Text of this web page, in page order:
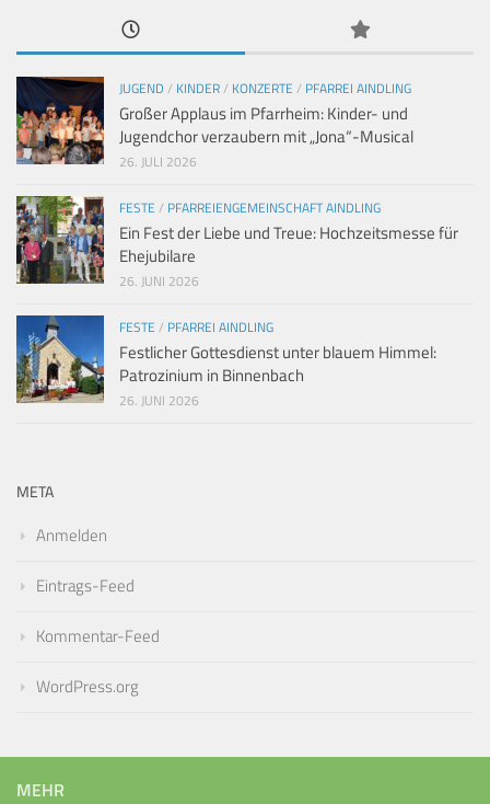
JUGEND / KINDER/ KONZERTE / PFARREI AINDLING
Großer Applaus im Pfarrheim: Kinder- und
Jugendchor verzaubern mit „Jona“-Musical
26. JULI 2026
FESTE / PFARREIENGEMEINSCHAFT AINDLING
Ein Fest der Liebe und Treue: Hochzeitsmesse für
Ehejubilare
26. JUNI 2026
FESTE / PFARREI AINDLING
Festlicher Gottesdienst unter blauem Himmel:
Patrozinium in Binnenbach
26. JUNI 2026
META
Anmelden
Eintrags-Feed
Kommentar-Feed
WordPress.org
MEHR